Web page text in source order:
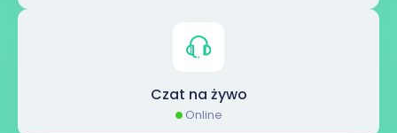
Czat na żywo
Online